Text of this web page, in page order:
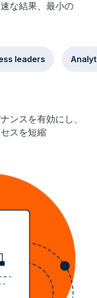
な結果、最小の
leaders
ンスを有効にし、
スを短縮